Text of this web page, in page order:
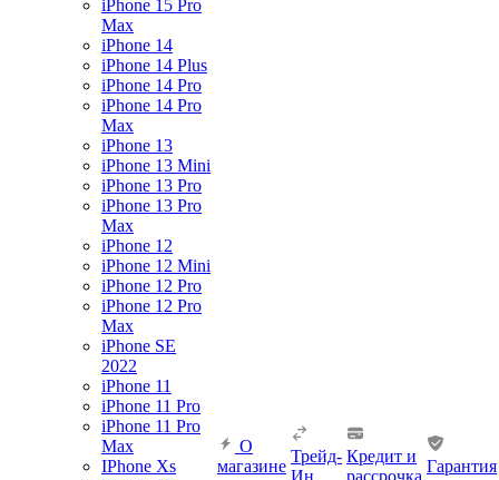
iPhone 15 Pro
Max
iPhone 14
iPhone 14 Plus
iPhone 14 Pro
iPhone 14 Pro
Max
iPhone 13
iPhone 13 Mini
iPhone 13 Pro
iPhone 13 Pro
Max
iPhone 12
iPhone 12 Mini
iPhone 12 Pro
iPhone 12 Pro
Max
iPhone SE
2022
iPhone 11
iPhone 11 Pro
iPhone 11 Pro
Max
IPhone Xs
О
магазине
Трейд-
Ин
Кредит и
рассрочка
Гарантия